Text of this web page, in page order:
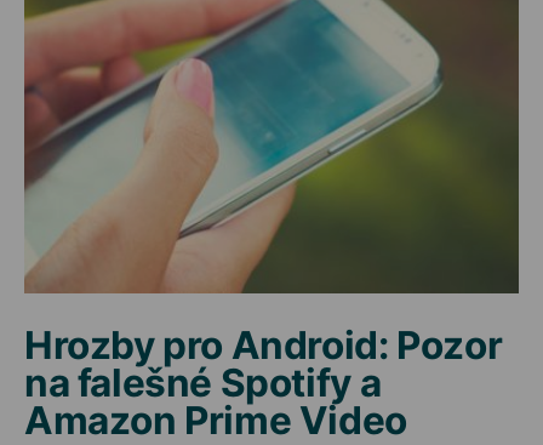
Hrozby pro Android: Pozor
na falešné Spotify a
Amazon Prime Video